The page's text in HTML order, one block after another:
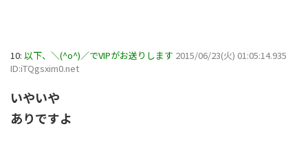
10: 以下、＼(^o^)／でVIPがお送りします 2015/06/23(火) 01:05:14.935
ID:iTQgsxim0.net
いやいや
ありですよ